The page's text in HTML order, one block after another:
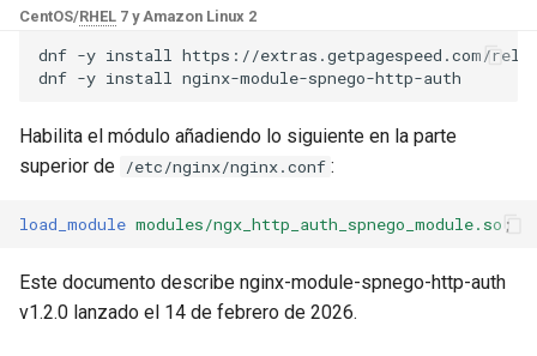
e
$is_console
$is_desktop
$is_tv
Aumentar el tamaño máximo
permitido del encabezado
NTLM
Windows
Ayuda
cookie
core
cors
dns-server
RHEL y CentOS
Servidor Web Angie - Instalar
Linux y AlmaLinux
CentOS/RHEL 7 y Amazon Linux 2
dnf -y install
https://extras.getpagespeed.com/
dnf -y install
Habilita el módulo añadiendo lo siguiente en la parte
superior de /etc/nginx/nginx.conf :
load_module modules/ngx_http_auth_spnego_module.so ;
Este documento describe nginx-module-spnego-http-auth
v1.2.0 lanzado el 14 de febrero de 2026.